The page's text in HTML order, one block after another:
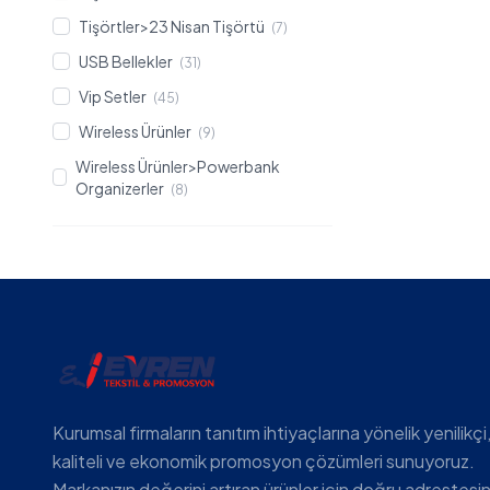
Tişörtler>23 Nisan Tişörtü (7)
USB Bellekler (31)
Vip Setler (45)
Wireless Ürünler (9)
Wireless Ürünler>Powerbank
Organizerler (8)
Kurumsal firmaların tanıtım ihtiyaçlarına yönelik yenilikçi,
kaliteli ve ekonomik promosyon çözümleri sunuyoruz.